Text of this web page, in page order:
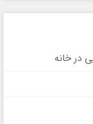
در خانه